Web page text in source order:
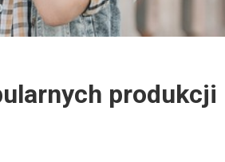
produkcji